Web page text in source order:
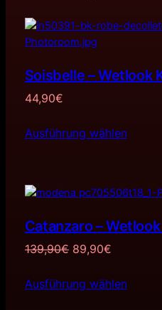
Soisbelle – Wetlook
44,90€
Ausführung wählen
Catanzaro –
139,90€ Ursprünglicher
war:
89,90€Aktueller
ist:
Ausführung wählen